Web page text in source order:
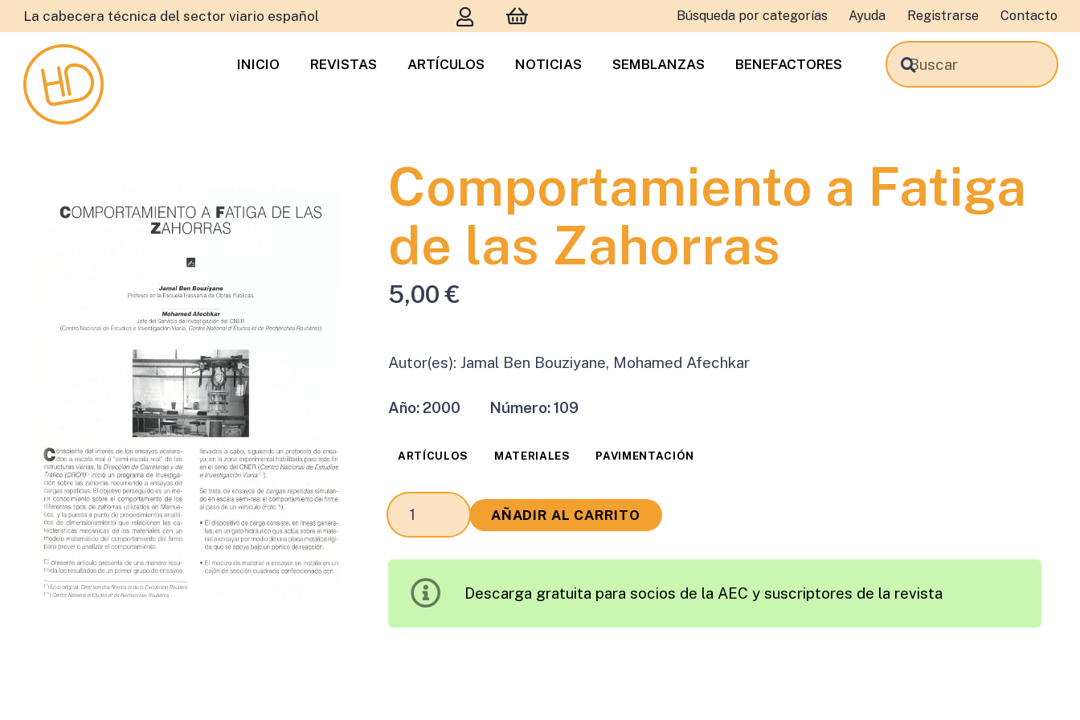
La cabecera técnica del sector viario español Búsqueda por categorías Ayuda Registrarse Contacto
INICIO REVISTAS ARTÍCULOS NOTICIAS SEMBLANZAS BENEFACTORES
Comportamiento a Fatiga
de las Zahorras
5,00€
Autor(es): Jamal Ben Bouziyane, Mohamed Afechkar
Año:2000 Número:109
ARTÍCULOS MATERIALES PAVIMENTACIÓN
Comportamiento
a
AÑADIR AL CARRITO
Descarga gratuita para socios de la AEC y suscriptores de la revista